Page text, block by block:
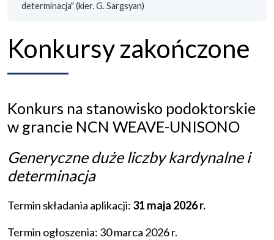
determinacja" (kier. G. Sargsyan)
Konkursy zakończone
Konkurs na stanowisko podoktorskie
w grancie NCN WEAVE-UNISONO
Generyczne duże liczby kardynalne i
determinacja
Termin składania aplikacji: 31 maja 2026 r.
Termin ogłoszenia: 30 marca 2026 r.